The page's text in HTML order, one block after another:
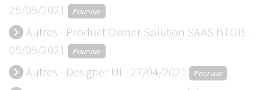
25/05/2021
Pourvue
keyboard_arrow_rightAutres - Product Owner Solution SAAS BTOB -
05/05/2021
Pourvue
keyboard_arrow_rightAutres - Designer UI - 27/04/2021 Pourvue